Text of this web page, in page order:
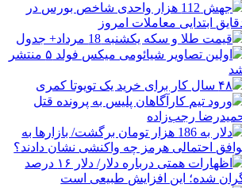
جهش 112 هزار واحدی شاخص بورس در
ابتدایی معاملات امروز
قیمت طلا و سکه یکشنبه 18 مرداد+ جدول
اولین تصاویر شیائومی میکس فولد ۵ منتشر
۴۸ سال کار برای خرید یک تویوتا کمری
ورود تیم کارآگاهان پلیس به پرونده قتل
رجب‌زاده
دلار به 186 هزار تومان برگشت/ بازارها به
احتمالی هرمز چه واکنشی نشان دادند؟
اظهارات همتی درباره دلار/ دلار ۱۶ درصد
شده؛ این افزایش طبیعی است